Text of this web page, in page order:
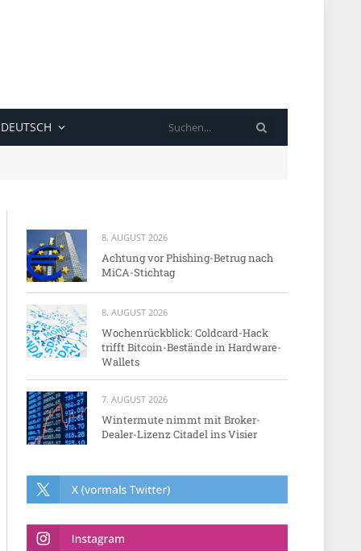
DEUTSCH
8. AUGUST 2026
Achtung vor Phishing-Betrug nach
MiCA-Stichtag
8. AUGUST 2026
Wochenrückblick: Coldcard-Hack
trifft Bitcoin-Bestände in Hardware-
Wallets
7. AUGUST 2026
Wintermute nimmt mit Broker-
Dealer-Lizenz Citadel ins Visier